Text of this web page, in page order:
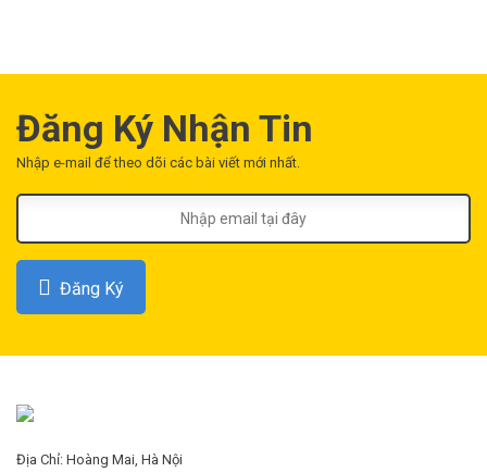
Đăng Ký Nhận Tin
Nhập e-mail để theo dõi các bài viết mới nhất.
Đăng Ký
Địa Chỉ: Hoàng Mai, Hà Nội